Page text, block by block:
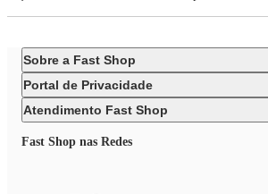
Sobre a Fast Shop
Portal de Privacidade
Atendimento Fast Shop
Fast Shop nas Redes